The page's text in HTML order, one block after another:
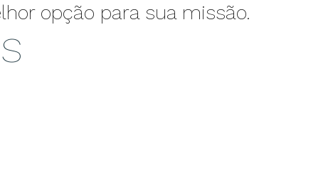
opção para sua missão.